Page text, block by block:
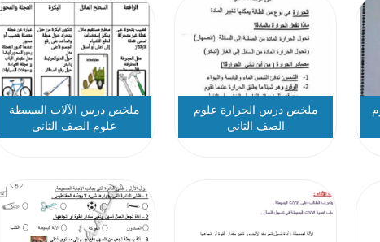
ملخص درس الحرارة علوم
الصف الثاني
ملخص درس الآلات البسيطة
علوم الصف الثاني